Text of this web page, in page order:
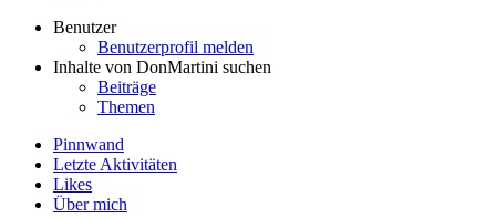
Benutzer
Benutzerprofil melden
Inhalte von DonMartini suchen
Beiträge
Themen
Pinnwand
Letzte Aktivitäten
Likes
Über mich